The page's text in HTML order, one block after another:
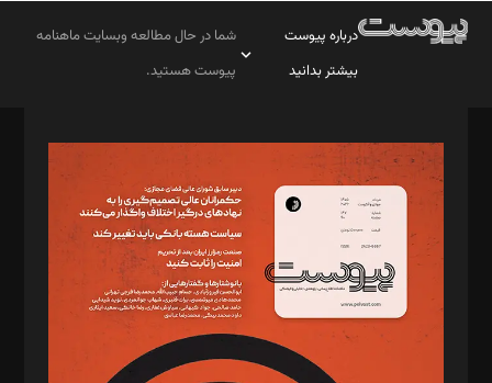
درباره پیوست
بیشتر بدانید
شما در حال مطالعه وبسایت ماهنامه
پیوست هستید.
مدیر مسئول: محمدباقر اثنی‌عشری
سردبیر: مهرک محمودی
دبیر تحریریه: میثم قاسمی
د‌بیر ناداستان: سمانه سمیع
د‌بیر خدمت و تجارت: ابوالفضل رجبی
د‌بیر حقوق فناوری: حسام‌الدین ایپکچی
د‌بیر پیوست جهان: مینا پاکدل
د‌بیر تحریریه آنلاین: بابک نقاش